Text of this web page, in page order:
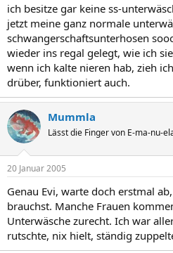
ich besitze gar keine ss-
jetzt meine ganz normale
schwangerschaftsunterhosen
wieder ins regal gelegt, wie ich
wenn ich kalte nieren hab, zieh
drüber, funktioniert auch.
Mummla
Lässt die Finger von E-ma-nu-
20 Januar 2005
Genau Evi, warte doch erstmal
brauchst. Manche Frauen
Unterwäsche zurecht. Ich war
rutschte, nix hielt, ständig